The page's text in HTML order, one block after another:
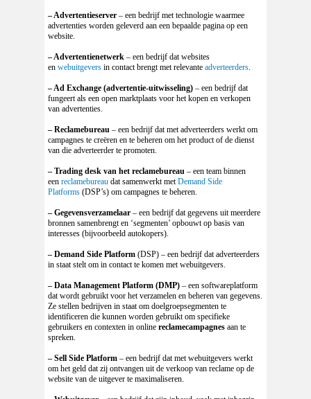
– Advertentieserver – een bedrijf met technologie waarmee
advertenties worden geleverd aan een bepaalde pagina op een
website.
– Advertentienetwerk – een bedrijf dat websites
en webuitgevers in contact brengt met relevante adverteerders.
– Ad Exchange (advertentie-uitwisseling) – een bedrijf dat
fungeert als een open marktplaats voor het kopen en verkopen
van advertenties.
– Reclamebureau – een bedrijf dat met adverteerders werkt om
campagnes te creëren en te beheren om het product of de dienst
van die adverteerder te promoten.
– Trading desk van het reclamebureau – een team binnen
een reclamebureau dat samenwerkt metDemand Side
Platforms (DSP’s) om campagnes te beheren.
– Gegevensverzamelaar – een bedrijf dat gegevens uit meerdere
bronnen samenbrengt en ‘segmenten’ opbouwt op basis van
interesses (bijvoorbeeld autokopers).
– Demand Side Platform (DSP) – een bedrijf dat adverteerders
in staat stelt om in contact te komen met webuitgevers.
– Data Management Platform (DMP) – een softwareplatform
dat wordt gebruikt voor het verzamelen en beheren van gegevens.
Ze stellen bedrijven in staat om doelgroepsegmenten te
identificeren die kunnen worden gebruikt om specifieke
gebruikers en contexten in online reclamecampagnes aan te
spreken.
– Sell Side Platform – een bedrijf dat met webuitgevers werkt
om het geld dat zij ontvangen uit de verkoop van reclame op de
website van de uitgever te maximaliseren.